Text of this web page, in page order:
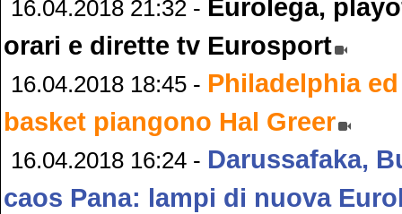
16.04.2018 21:32 - Eurolega,
orari e dirette tv Eurosport
16.04.2018 18:45 - Philadelphia
basket piangono Hal Greer
16.04.2018 16:24 - Darussafaka,
caos Pana: lampi di nuova